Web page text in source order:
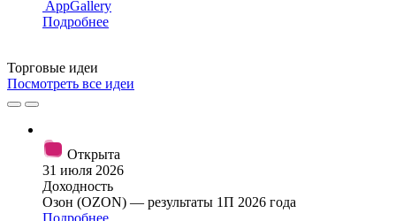
AppGallery
Подробнее
Торговые идеи
Посмотреть все идеи
Открыта
31 июля 2026
Доходность
Озон (OZON) — результаты 1П 2026 года
Подробнее